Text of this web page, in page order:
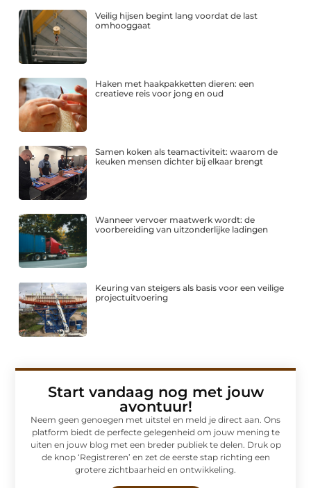
Veilig hijsen begint lang voordat de last
omhooggaat
Haken met haakpakketten dieren: een
creatieve reis voor jong en oud
Samen koken als teamactiviteit: waarom de
keuken mensen dichter bij elkaar brengt
Wanneer vervoer maatwerk wordt: de
voorbereiding van uitzonderlijke ladingen
Keuring van steigers als basis voor een veilige
projectuitvoering
Start vandaag nog met jouw
avontuur!
Neem geen genoegen met uitstel en meld je direct aan. Ons
platform biedt de perfecte gelegenheid om jouw mening te
uiten en jouw blog met een breder publiek te delen. Druk op
de knop ‘Registreren’ en zet de eerste stap richting een
grotere zichtbaarheid en ontwikkeling.